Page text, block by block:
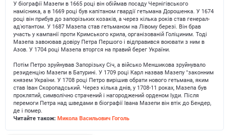
У біографії Мазепи в 1665 році він обіймав посаду Чернігівського
намісника, а в 1669 році був капітаном гвардії гетьмана Дорошенка. У 1674
році він прибув до запорізьких козаків, а через кілька років став генерал-
ад'ютантом. У 1687 Мазепа став гетьманом на Лівому березі. Він брав
участь у кампанії проти Кримського крила, організованій Голіциним. Тоді
Мазепа завоював довіру Петра Першого і відправився воювати з ним в
Азов. У 1704 році Мазепа вторгся на правий берег України.
Потім Петро зруйнував Запорізьку Січ, а військо Меншикова зруйнувало
резиденцію Мазепи в Батурині. У 1709 році Карл назвав Мазепу "законним
князем України. У 1708 році Петро вирішив обрати нового гетьмана, яким
став Іван Скоропадський. Через кілька днів, у 1708-11 роках, Мазепа був
проклятий, символічно страчений і нагороджений орденом Іуди. Після
перемоги Петра над шведами в біографії Івана Мазепи він втік до Бендер,
де і помер.
Читайте також: Микола Васильович Гоголь